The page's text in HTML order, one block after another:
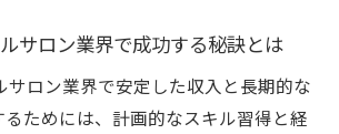
サロン業界で成功する秘訣とは
サロン業界で安定した収入と長期的な
ためには、計画的なスキル習得と経